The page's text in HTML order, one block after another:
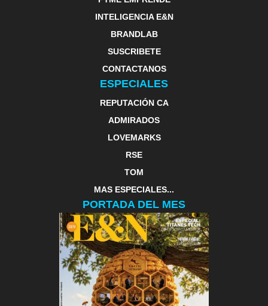
INTELIGENCIA E&N
BRANDLAB
SUSCRIBETE
CONTACTANOS
ESPECIALES
REPUTACIÓN CA
ADMIRADOS
LOVEMARKS
RSE
TOM
MAS ESPECIALES...
PORTADA DEL MES